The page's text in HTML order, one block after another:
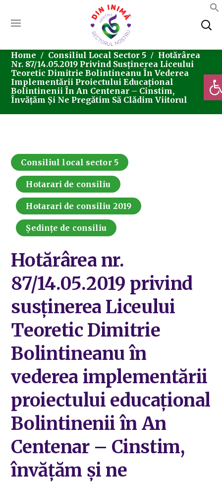
Home Consiliul Local Sector 5
Hotărârea
Nr. 87/14.05.2019 Privind Susținerea Liceului
Teoretic Dimitrie Bolintineanu În Vederea
Implementării Proiectului Educațional
Bolintinenii În An Centenar – Cinstim,
Învățăm Și Ne Pregătim Să Clădim Viitorul
Consiliul local sector 5
Hotarari de consiliu
Hotarari de consiliu 2019
Ședințe de consiliu
Hotărârea nr.
87/14.05.2019 privind
susținerea Liceului
Teoretic Dimitrie
Bolintineanu în
vederea implementării
proiectului educațional
Bolintinenii în An
Centenar – Cinstim,
învățăm și ne